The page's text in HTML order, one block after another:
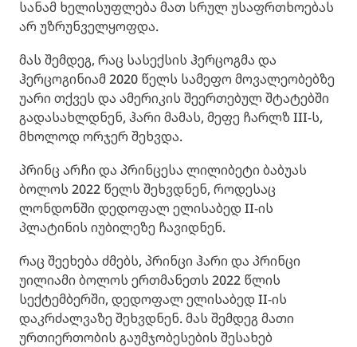
სანამ ხელისუფლება მათ სრულ უსაფრთხოებას
არ უზრუნველყოფდა.
მას შემდეგ, რაც სასექსის ჰერცოგმა და
ჰერცოგინიამ 2020 წელს სამეფო მოვალეობებზე
უარი თქვეს და ამერიკის შეერთებულ შტატებში
გადასახლდნენ, ჰარი მამას, მეფე ჩარლზ III-ს,
მხოლოდ ორჯერ შეხვდა.
პრინც არჩი და პრინცესა ლილიბეტი ბაბუას
ბოლოს 2022 წელს შეხვდნენ, როდესაც
ლონდონში დედოფალ ელისაბედ II-ის
პლატინის იუბილეზე ჩავიდნენ.
რაც შეეხება ძმებს, პრინცი ჰარი და პრინცი
უილიამი ბოლოს ერთმანეთს 2022 წლის
სექტემბერში, დედოფალ ელისაბედ II-ის
დაკრძალვაზე შეხვდნენ. მას შემდეგ მათი
ურთიერთობის გაუმჯობესების შესახებ